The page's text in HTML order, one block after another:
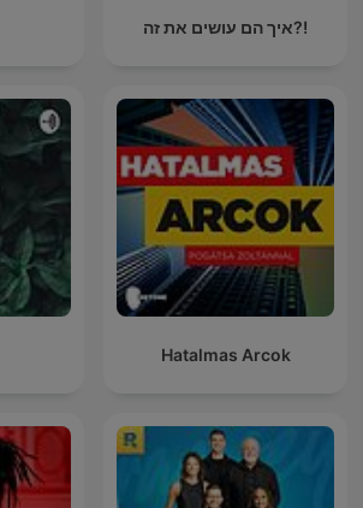
איך הם עושים את זה?!
Hatalmas Arcok